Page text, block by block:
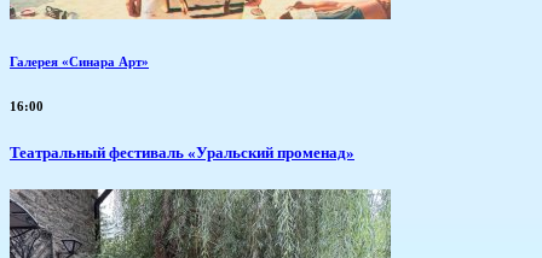
Галерея «Синара Арт»
16:00
Театральный фестиваль «Уральский променад»